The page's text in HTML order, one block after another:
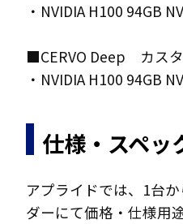
・NVIDIA H100 94GB
■CERVO Deep カス
・NVIDIA H100 94GB
仕様・スペッ
アプライドでは、1台
ダーにて価格・仕様用